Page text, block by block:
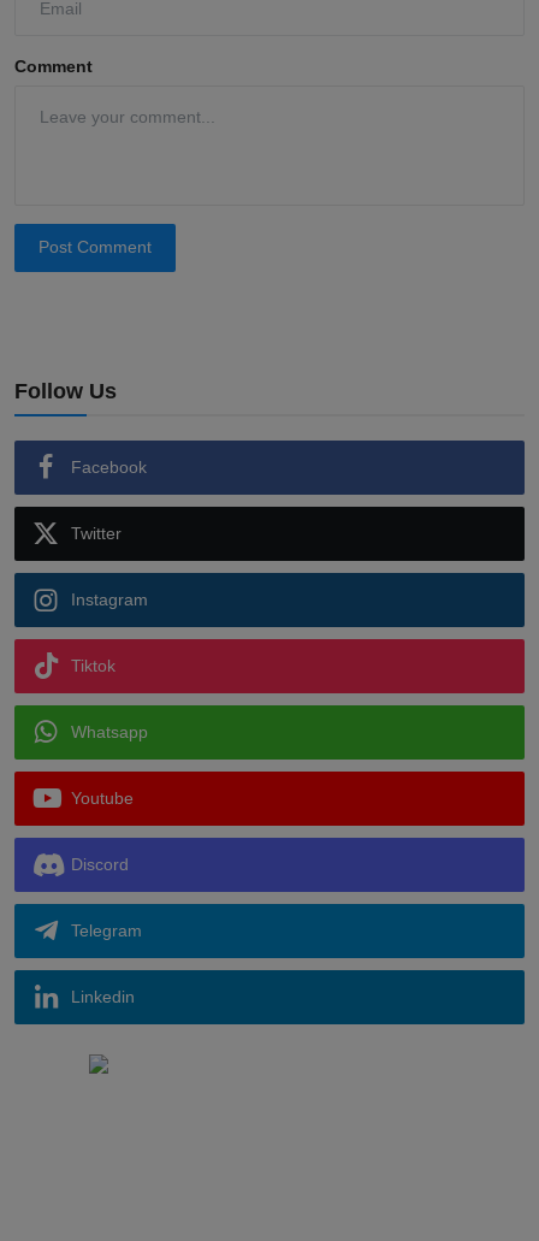
Comment
Post Comment
Follow Us
Facebook
Twitter
Instagram
Tiktok
Whatsapp
Youtube
Discord
Telegram
Linkedin